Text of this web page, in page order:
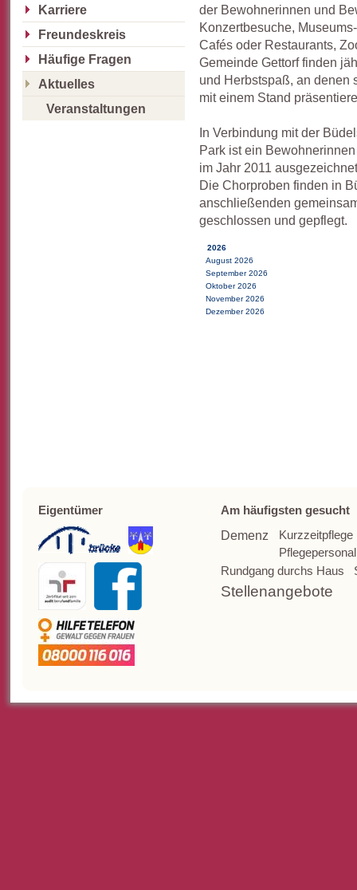
Karriere
Freundeskreis
Häufige Fragen
Aktuelles
Veranstaltungen
der Bewohnerinnen und
Konzertbesuche,
Cafés oder Restaurants,
Gemeinde Gettorf finden
und Herbstspaß, an denen
mit einem Stand
In Verbindung mit der
Park ist ein
im Jahr 2011
Die Chorproben finden in
anschließenden
geschlossen und gepflegt.
2026
August 2026
September 2026
Oktober 2026
November 2026
Dezember 2026
Eigentümer
Am häufigsten gesucht
Demenz
Kurzzeitpflege
Pflegepersonal
Rundgang durchs Haus
Stellenangebote